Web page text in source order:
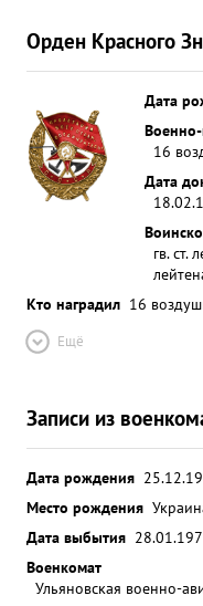
Орден Красного
Дата
16
Дата
гв. ст.
Кто наградил 16
Ещё
Записи из
Дата рождения
Место рождения
Дата выбытия
Военкомат
Ульяновская военно-